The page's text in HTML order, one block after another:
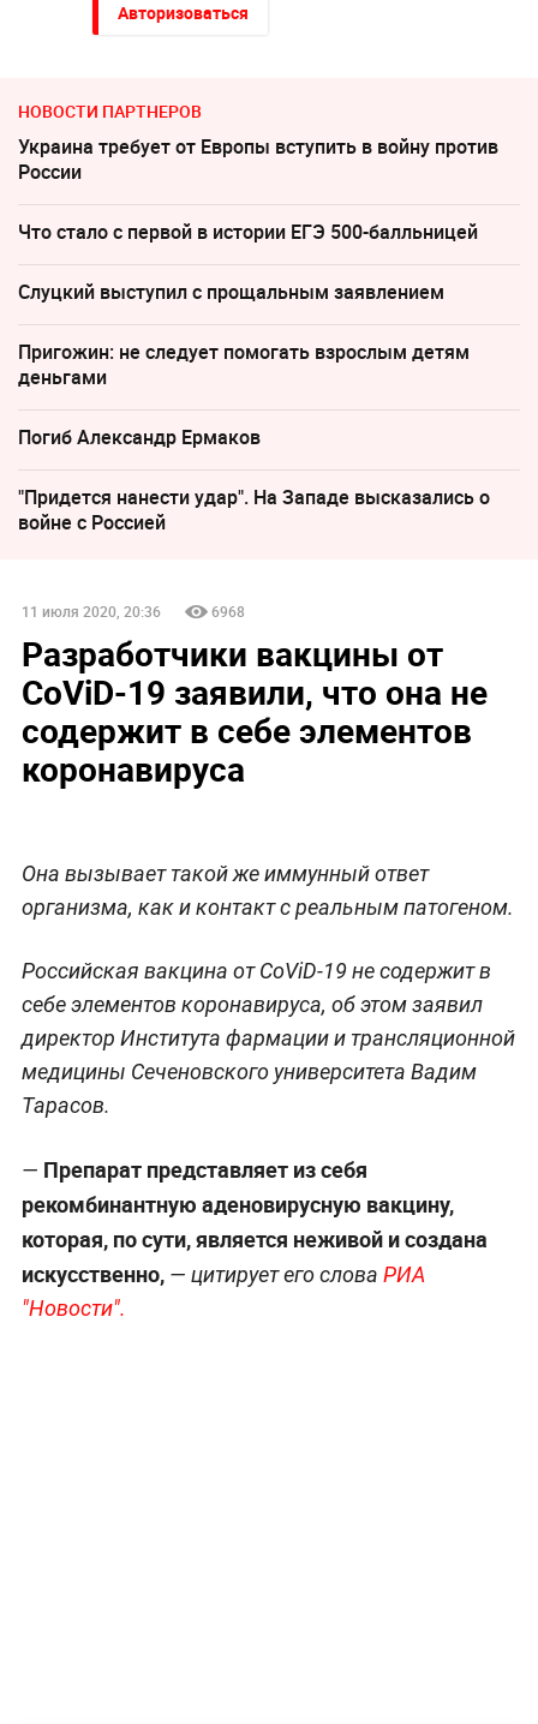
Авторизоваться
НОВОСТИ ПАРТНЕРОВ
Украина требует от Европы вступить в войну против
России
Что стало с первой в истории ЕГЭ 500-балльницей
Слуцкий выступил с прощальным заявлением
Пригожин: не следует помогать взрослым детям
деньгами
Погиб Александр Ермаков
"Придется нанести удар". На Западе высказались о
войне с Россией
11 июля 2020, 20:36 6968
Разработчики вакцины от
CoViD-19 заявили, что она не
содержит в себе элементов
коронавируса
Она вызывает такой же иммунный ответ
организма, как и контакт с реальным патогеном.
Российская вакцина от CoViD-19 не содержит в
себе элементов коронавируса, об этом заявил
директор Института фармации и трансляционной
медицины Сеченовского университета Вадим
Тарасов.
— Препарат представляет из себя
рекомбинантную аденовирусную вакцину,
которая, по сути, является неживой и создана
искусственно, — цитирует его слова РИА
"Новости".